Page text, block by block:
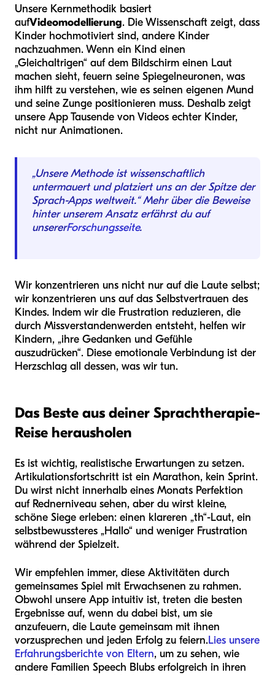
Unsere Kernmethodik basiert
aufVideomodellierung. Die Wissenschaft zeigt, dass
Kinder hochmotiviert sind, andere Kinder
nachzuahmen. Wenn ein Kind einen
„Gleichaltrigen“ auf dem Bildschirm einen Laut
machen sieht, feuern seine Spiegelneuronen, was
ihm hilft zu verstehen, wie es seinen eigenen Mund
und seine Zunge positionieren muss. Deshalb zeigt
unsere App Tausende von Videos echter Kinder,
nicht nur Animationen.
„Unsere Methode ist wissenschaftlich
untermauert und platziert uns an der Spitze der
Sprach-Apps weltweit.“ Mehr über die Beweise
hinter unserem Ansatz erfährst du auf
unsererForschungsseite.
Wir konzentrieren uns nicht nur auf die Laute selbst;
wir konzentrieren uns auf das Selbstvertrauen des
Kindes. Indem wir die Frustration reduzieren, die
durch Missverstandenwerden entsteht, helfen wir
Kindern, „ihre Gedanken und Gefühle
auszudrücken“. Diese emotionale Verbindung ist der
Herzschlag all dessen, was wir tun.
Das Beste aus deiner Sprachtherapie-
Reise herausholen
Es ist wichtig, realistische Erwartungen zu setzen.
Artikulationsfortschritt ist ein Marathon, kein Sprint.
Du wirst nicht innerhalb eines Monats Perfektion
auf Rednerniveau sehen, aber du wirst kleine,
schöne Siege erleben: einen klareren „th“-Laut, ein
selbstbewussteres „Hallo“ und weniger Frustration
während der Spielzeit.
Wir empfehlen immer, diese Aktivitäten durch
gemeinsames Spiel mit Erwachsenen zu rahmen.
Obwohl unsere App intuitiv ist, treten die besten
Ergebnisse auf, wenn du dabei bist, um sie
anzufeuern, die Laute gemeinsam mit ihnen
vorzusprechen und jeden Erfolg zu feiern.Lies unsere
Erfahrungsberichte von Eltern, um zu sehen, wie
andere Familien Speech Blubs erfolgreich in ihren